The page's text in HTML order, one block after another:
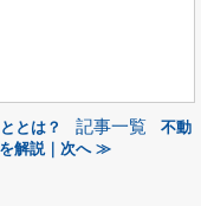
とは？ 記事一覧
不動
解説｜次へ ≫